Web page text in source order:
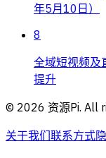
年5月10日）
8
全域短视频及
提升
© 2026 资源Pi. All
关于我们联系方式